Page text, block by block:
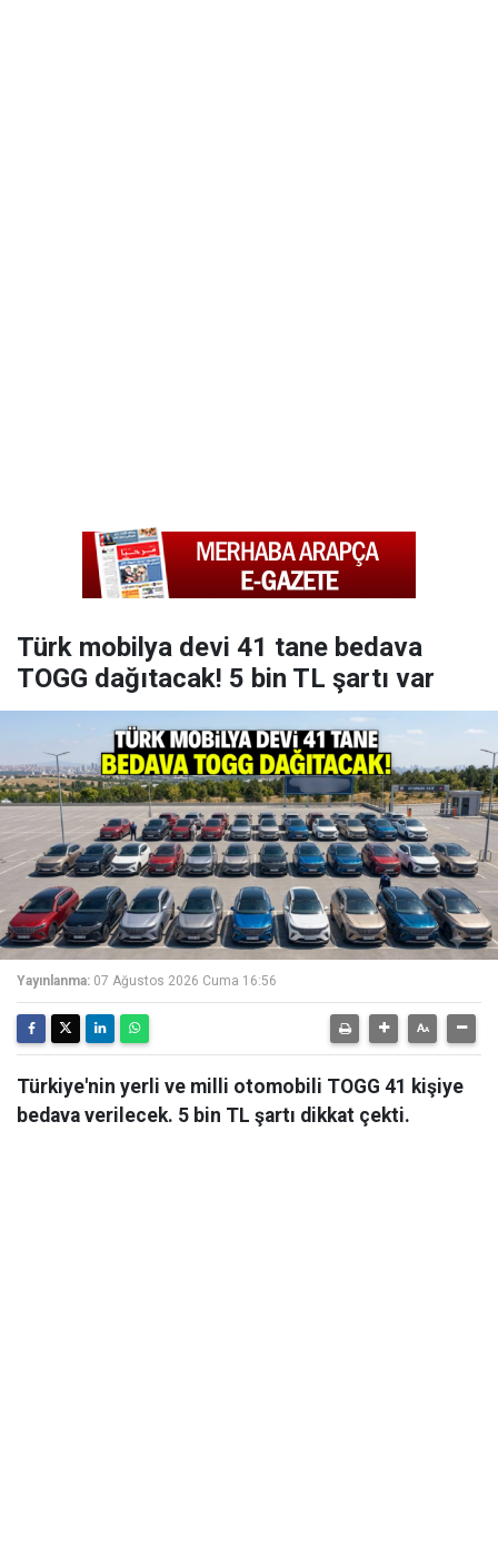
Türk mobilya devi 41 tane bedava
TOGG dağıtacak! 5 bin TL şartı var
Yayınlanma: 07 Ağustos 2026 Cuma 16:56
Türkiye'nin yerli ve milli otomobili TOGG 41 kişiye
bedava verilecek. 5 bin TL şartı dikkat çekti.